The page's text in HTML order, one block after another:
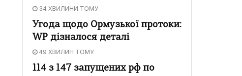
34 ХВИЛИНИ ТОМУ
Угода щодо Ормузької протоки:
WP дізналося деталі
49 ХВИЛИН ТОМУ
114 з 147 запущених рф по